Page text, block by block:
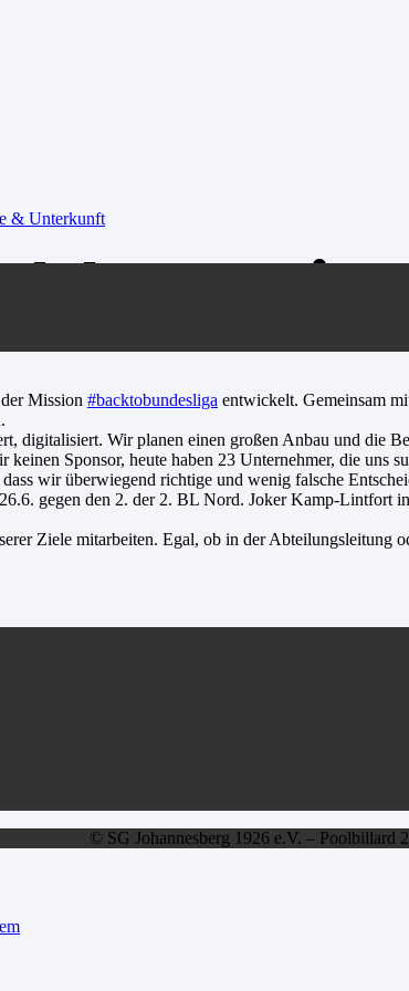
& Unterkunft
Mission #backtobundesliga entwickelt. Gemeinsam
digitalisiert. Wir planen einen großen Anbau und die
Sponsor, heute haben 23 Unternehmer, die uns
wir überwiegend richtige und wenig falsche
gegen den 2. der 2. BL Nord. Joker Kamp-Lintfort
Ziele mitarbeiten. Egal, ob in der Abteilungsleitung
© SG Johannesberg 1926 e.V. – Poolbillard